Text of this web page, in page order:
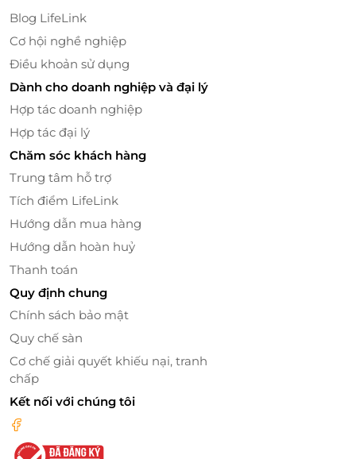
hàng tại chợ Narikiri... Các trò chơi này không chỉ
đem đến niềm vui cho trẻ, mà còn giúp nuôi dưỡng
tình cảm gắn kết giữa trẻ và gia đình.
Đóng vai chủ tiệm và khách hàng tại chợ Narikiri
Bên cạnh đó, các bậc phụ huynh cũng có thể gửi
gắm con mình tại đây để tranh thủ thời gian đi mua
sắm hay tiếp tụccông việc còn đang dang dở.
Blog LifeLink
Cơ hội nghề nghiệp
Điều khoản sử dụng
Dành cho doanh nghiệp và đại lý
Hợp tác doanh nghiệp
Hợp tác đại lý
Chăm sóc khách hàng
Trung tâm hỗ trợ
Tích điểm LifeLink
Hướng dẫn mua hàng
Hướng dẫn hoàn huỷ
Thanh toán
Quy định chung
Chính sách bảo mật
Quy chế sàn
Cơ chế giải quyết khiếu nại, tranh
chấp
Kết nối với chúng tôi